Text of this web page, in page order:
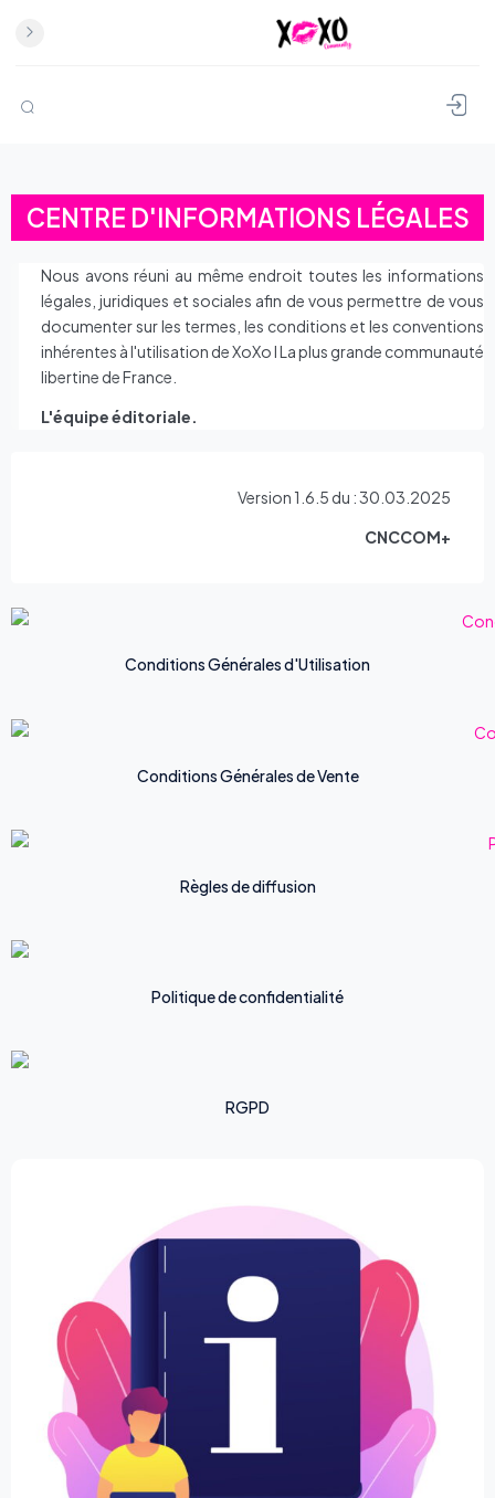
CENTRE D'INFORMATIONS LÉGALES
Nous avons réuni au même endroit toutes les informations
légales, juridiques et sociales afin de vous permettre de vous
documenter sur les termes, les conditions et les conventions
inhérentes à l'utilisation de XoXo l La plus grande communauté
libertine de France.
L'équipe éditoriale.
Version 1.6.5 du : 30.03.2025
CNCCOM+
Conditions Générales d'Utilisation
Conditions Générales de Vente
Règles de diffusion
Politique de confidentialité
RGPD